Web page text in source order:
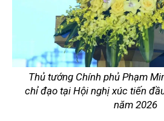
Thủ tướng Chính phủ Phạm
chỉ đạo tại Hội nghị xúc tiến
năm 2026